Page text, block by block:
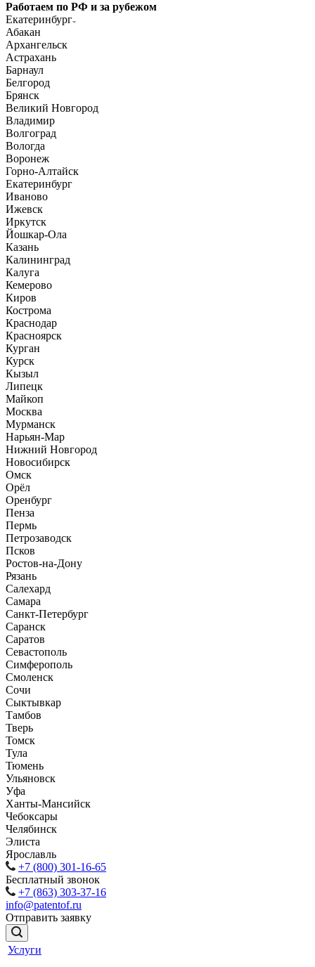
Работаем по РФ и за рубежом
Екатеринбург
Абакан
Архангельск
Астрахань
Барнаул
Белгород
Брянск
Великий Новгород
Владимир
Волгоград
Вологда
Воронеж
Горно-Алтайск
Екатеринбург
Иваново
Ижевск
Иркутск
Йошкар-Ола
Казань
Калининград
Калуга
Кемерово
Киров
Кострома
Краснодар
Красноярск
Курган
Курск
Кызыл
Липецк
Майкоп
Москва
Мурманск
Нарьян-Мар
Нижний Новгород
Новосибирск
Омск
Орёл
Оренбург
Пенза
Пермь
Петрозаводск
Псков
Ростов-на-Дону
Рязань
Салехард
Самара
Санкт-Петербург
Саранск
Саратов
Севастополь
Симферополь
Смоленск
Сочи
Сыктывкар
Тамбов
Тверь
Томск
Тула
Тюмень
Ульяновск
Уфа
Ханты-Мансийск
Чебоксары
Челябинск
Элиста
Ярославль
+7 (800) 301-16-65
Бесплатный звонок
+7 (863) 303-37-16
info@patentof.ru
Отправить заявку
Услуги